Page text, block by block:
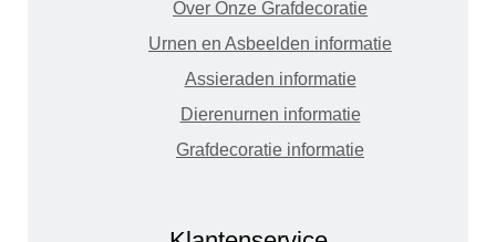
Over Onze Grafdecoratie
Urnen en Asbeelden informatie
Assieraden informatie
Dierenurnen informatie
Grafdecoratie informatie